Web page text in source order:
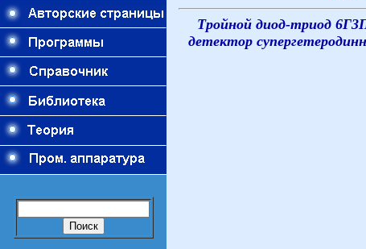
Тройной диод-триод
детектор